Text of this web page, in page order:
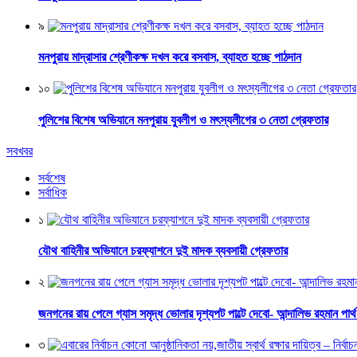
৯
মনপুরায় মাদ্রাসার শ্রেণীকক্ষ দখল করে বসবাস, ব্যাহত হচ্ছে পাঠদান
১০
পুলিশের বিশেষ অভিযানে মনপুরায় যুবলীগ ও মৎস্যলীগের ৩ নেতা গ্রেফতার
সবখবর
সর্বশেষ
সর্বাধিক
১
যৌথ বাহিনীর অভিযানে চরফ্যাশনে দুই মাদক ব্যবসায়ী গ্রেফতার
২
জনগনের রায় পেলে গ্যাস সমৃদ্ধ ভোলার দৃশ্যপট পাল্টে দেবো- আন্দালিভ রহমান
৩